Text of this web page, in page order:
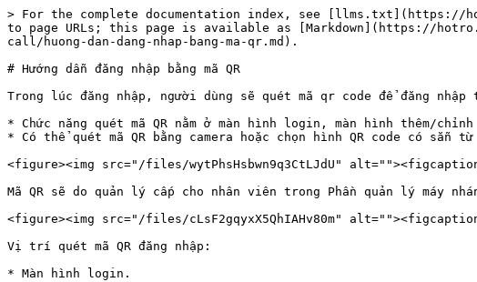
> For the complete documentation index, see [llms.txt](https://
to page URLs; this page is available as [Markdown](https://
call/huong-dan-dang-nhap-bang-ma-qr.md).
# Hướng dẫn đăng nhập bằng mã QR
Trong lúc đăng nhập, người dùng sẽ quét mã qr code để đăng
* Chức năng quét mã QR nằm ở màn hình login, màn hình thêm/chỉnh
* Có thể quét mã QR bằng camera hoặc chọn hình QR code có sẵn
<figure><img src="/files/wytPhsHsbwn9q3CtLJdU"
Mã QR sẽ do quản lý cấp cho nhân viên trong Phần quản lý máy
<figure><img src="/files/cLsF2gqyxX5QhIAHv80m"
Vị trí quét mã QR đăng nhập:
* Màn hình login.